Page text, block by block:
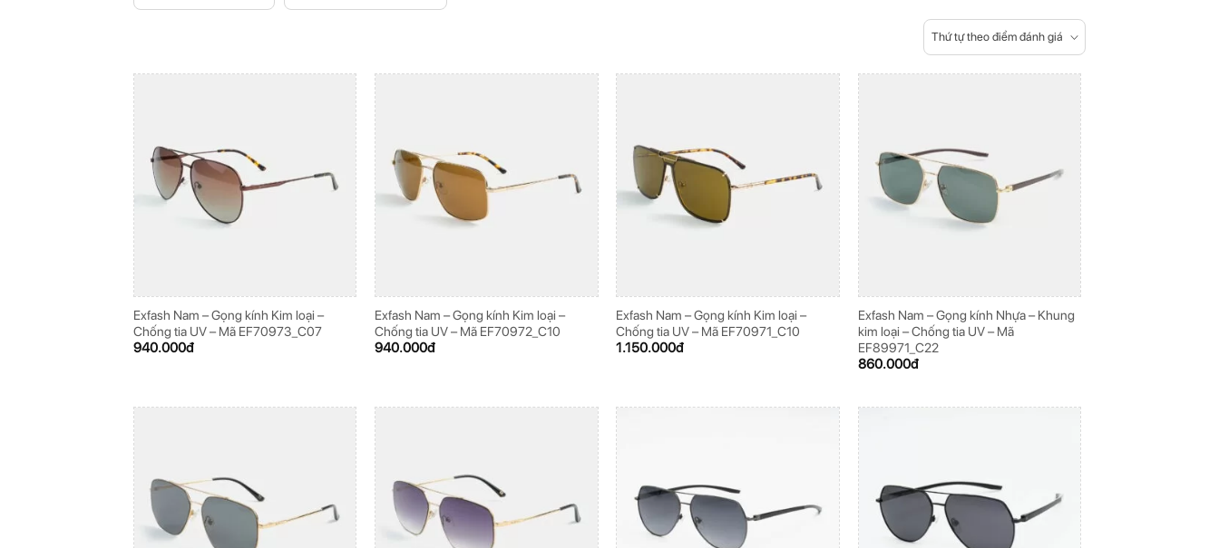
Thứ tự theo điểm đánh giá
Exfash Nam – Gọng kính Kim loại –
Chống tia UV – Mã EF70973_C07
940.000đ
Exfash Nam – Gọng kính Kim loại –
Chống tia UV – Mã EF70972_C10
940.000đ
Exfash Nam – Gọng kính Kim loại –
Chống tia UV – Mã EF70971_C10
1.150.000đ
Exfash Nam – Gọng kính Nhựa – Khung
kim loại – Chống tia UV – Mã
EF89971_C22
860.000đ